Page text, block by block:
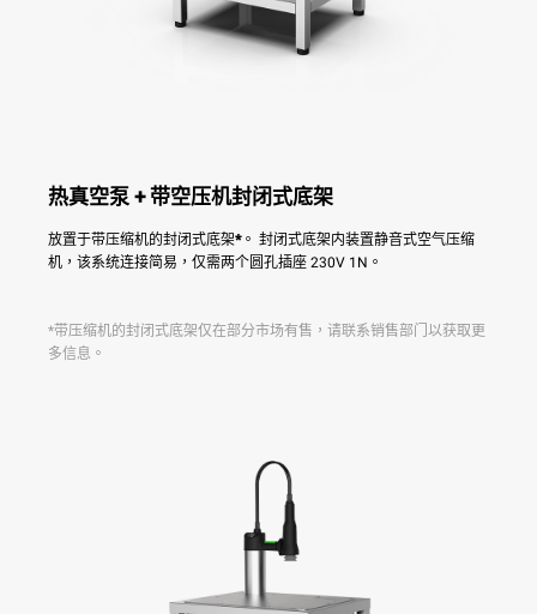
热真空泵 + 带空压机封闭式底架
放置于带压缩机的封闭式底架*。 封闭式底架内装置静音式空气压缩
机，该系统连接简易，仅需两个圆孔插座 230V 1N。
*带压缩机的封闭式底架仅在部分市场有售，请联系销售部门以获取更
多信息。